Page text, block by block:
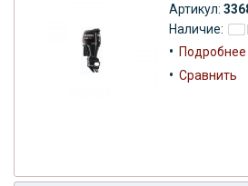
Артикул:
Наличие:
• Подробнее
• Сравнить